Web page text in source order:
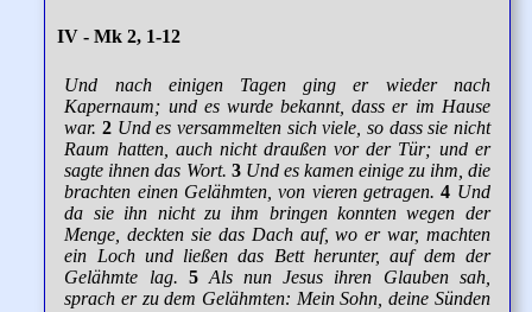
IV - Mk 2, 1-12
Und nach einigen Tagen ging er wieder nach
Kapernaum; und es wurde bekannt, dass er im Hause
war. 2 Und es versammelten sich viele, so dass sie nicht
Raum hatten, auch nicht draußen vor der Tür; und er
sagte ihnen das Wort. 3 Und es kamen einige zu ihm, die
brachten einen Gelähmten, von vieren getragen. 4 Und
da sie ihn nicht zu ihm bringen konnten wegen der
Menge, deckten sie das Dach auf, wo er war, machten
ein Loch und ließen das Bett herunter, auf dem der
Gelähmte lag. 5 Als nun Jesus ihren Glauben sah,
sprach er zu dem Gelähmten: Mein Sohn, deine Sünden